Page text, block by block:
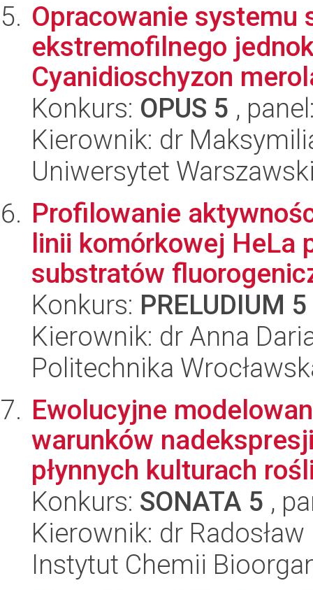
Opracowanie
ekstremofilnego
Cyanidioschyzon
Konkurs: OPUS 5 ,
Kierownik: dr
Uniwersytet
Profilowanie
linii komórkowej HeLa
substratów
Konkurs: PRELUDIUM 5
Kierownik: dr Anna
Politechnika
Ewolucyjne
warunków
płynnych kulturach
Konkurs: SONATA 5 ,
Kierownik: dr
Instytut Chemii